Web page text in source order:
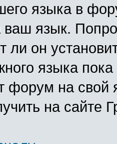
языка в
язык.
ли он
языка
форум на
на сайте